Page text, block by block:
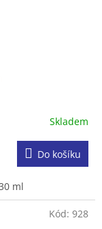
Skladem
Do košíku
ml
Kód: 928